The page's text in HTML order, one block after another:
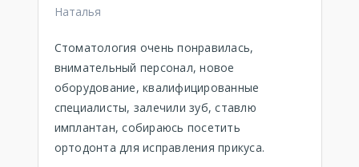
Наталья
Стоматология очень понравилась,
внимательный персонал, новое
оборудование, квалифицированные
специалисты, залечили зуб, ставлю
имплантан, собираюсь посетить
ортодонта для исправления прикуса.